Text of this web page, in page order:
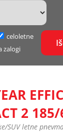
celoletne
zalogi
2
SUV letne